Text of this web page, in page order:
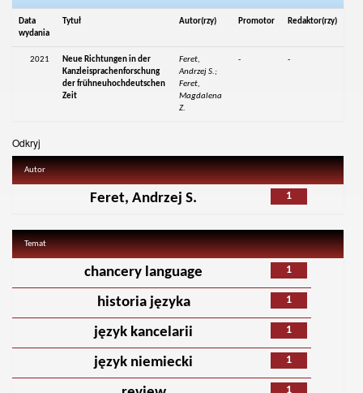
Data
wydania
Tytuł Autor(rzy) Promotor Redaktor(rzy)
2021
Neue Richtungen in der
Kanzleisprachenforschung
der frühneuhochdeutschen
Zeit
Feret,
Andrzej S.;
Feret,
Magdalena
Z.
- -
Odkryj
Autor
1
Feret, Andrzej S.
Temat
1
chancery language
1
historia języka
1
język kancelarii
1
język niemiecki
1